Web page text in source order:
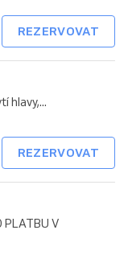
REZERVOVAT
hlavy,...
REZERVOVAT
PLATBU V